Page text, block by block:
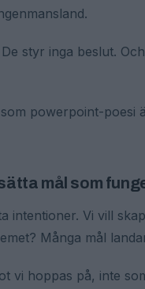
styr inga beslut.
powerpoint-poesi
mål som
intentioner. Vi vill
Många mål
vi hoppas på, inte